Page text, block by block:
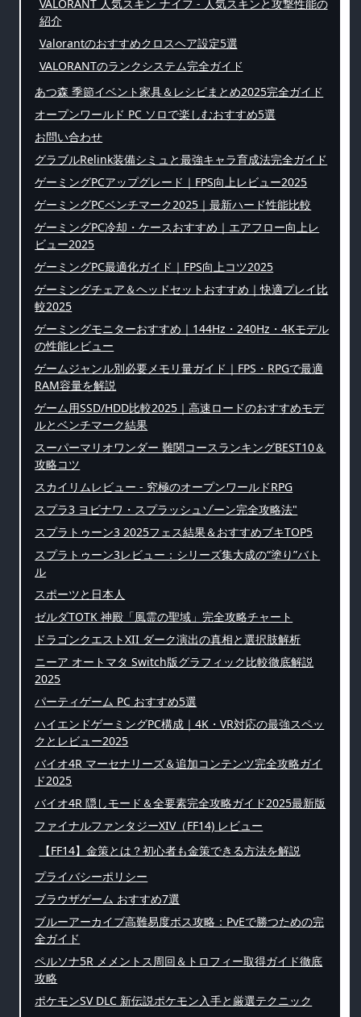
VALORANT 人気スキン ナイフ - 人気スキンと攻撃性能の
紹介
Valorantのおすすめクロスヘア設定5選
VALORANTのランクシステム完全ガイド
あつ森 季節イベント家具＆レシピまとめ2025完全ガイド
オープンワールド PC ソロで楽しむおすすめ5選
お問い合わせ
グラブルRelink装備シミュと最強キャラ育成法完全ガイド
ゲーミングPCアップグレード｜FPS向上レビュー2025
ゲーミングPCベンチマーク2025｜最新ハード性能比較
ゲーミングPC冷却・ケースおすすめ｜エアフロー向上レ
ビュー2025
ゲーミングPC最適化ガイド｜FPS向上コツ2025
ゲーミングチェア＆ヘッドセットおすすめ｜快適プレイ比
較2025
ゲーミングモニターおすすめ｜144Hz・240Hz・4Kモデル
の性能レビュー
ゲームジャンル別必要メモリ量ガイド｜FPS・RPGで最適
RAM容量を解説
ゲーム用SSD/HDD比較2025｜高速ロードのおすすめモデ
ルとベンチマーク結果
スーパーマリオワンダー 難関コースランキングBEST10＆
攻略コツ
スカイリムレビュー - 究極のオープンワールドRPG
スプラ3 ヨビナワ・スプラッシュゾーン完全攻略法"
スプラトゥーン3 2025フェス結果＆おすすめブキTOP5
スプラトゥーン3レビュー：シリーズ集大成の“塗り”バト
ル
スポーツと日本人
ゼルダTOTK 神殿「風霊の聖域」完全攻略チャート
ドラゴンクエストXII ダーク演出の真相と選択肢解析
ニーア オートマタ Switch版グラフィック比較徹底解説
2025
パーティゲーム PC おすすめ5選
ハイエンドゲーミングPC構成｜4K・VR対応の最強スペッ
クとレビュー2025
バイオ4R マーセナリーズ＆追加コンテンツ完全攻略ガイ
ド2025
バイオ4R 隠しモード＆全要素完全攻略ガイド2025最新版
ファイナルファンタジーXIV（FF14) レビュー
【FF14】金策とは？初心者も金策できる方法を解説
プライバシーポリシー
ブラウザゲーム おすすめ7選
ブルーアーカイブ高難易度ボス攻略：PvEで勝つための完
全ガイド
ペルソナ5R メメントス周回＆トロフィー取得ガイド徹底
攻略
ポケモンSV DLC 新伝説ポケモン入手と厳選テクニック